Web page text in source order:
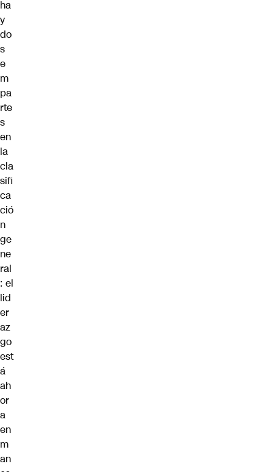
ha
y
do
s
e
m
pa
rte
s
en
la
cla
sifi
ca
ció
n
ge
ne
ral
: el
lid
er
az
go
est
á
ah
or
a
en
m
an